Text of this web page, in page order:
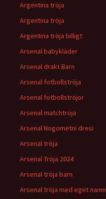
Argentina tröja
Argentina tröja
Argentina tröja billigt
Arsenal babykläder
Arsenal drakt Barn
Arsenal fotbollströja
Arsenal fotbollströjor
Arsenal matchtröja
Arsenal Nogometni dresi
Arsenal tröja
Arsenal Tröja 2024
Arsenal tröja barn
Arsenal tröja med eget namn